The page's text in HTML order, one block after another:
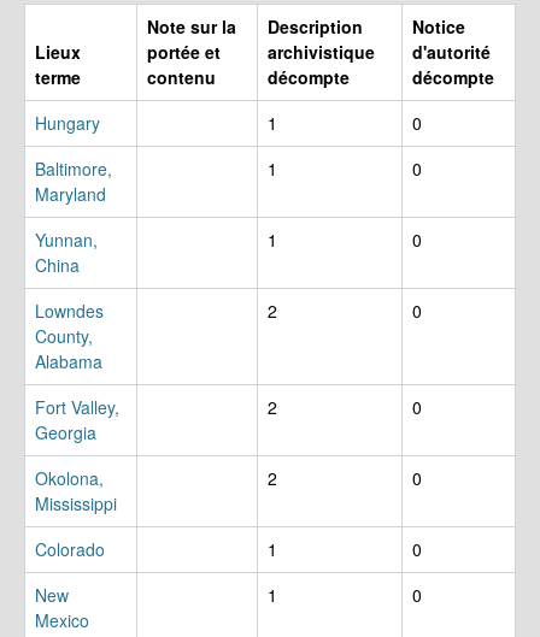
Lieux
terme
Note sur la
portée et
contenu
Description
archivistique
décompte
Notice
d'autorité
décompte
Hungary
1
0
Baltimore,
Maryland
1 0
Yunnan,
China
1 0
Lowndes
County,
Alabama
2 0
Fort Valley,
Georgia
2 0
Okolona,
Mississippi
2 0
Colorado 1
0
New
Mexico
1 0